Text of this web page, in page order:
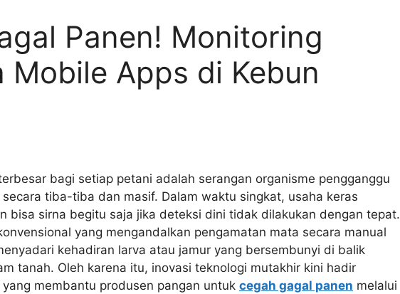
Panen! Monitoring
Mobile Apps di Kebun
bagi setiap petani adalah serangan organisme pengganggu
tiba-tiba dan masif. Dalam waktu singkat, usaha keras
bisa sirna begitu saja jika deteksi dini tidak dilakukan dengan tepat.
yang mengandalkan pengamatan mata secara manual
kehadiran larva atau jamur yang bersembunyi di balik
tanah. Oleh karena itu, inovasi teknologi mutakhir kini hadir
yang membantu produsen pangan untuk cegah gagal panen melalui